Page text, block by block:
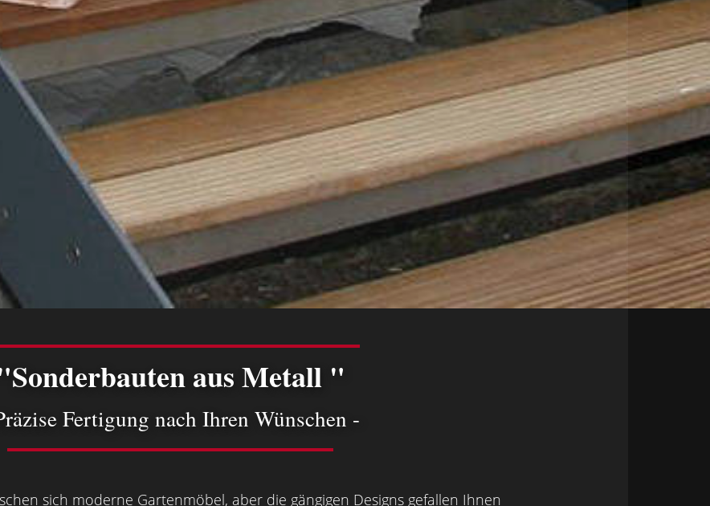
aus Metall "
Fertigung nach Ihren Wünschen -
sich moderne Gartenmöbel, aber die gängigen Designs gefallen Ihnen